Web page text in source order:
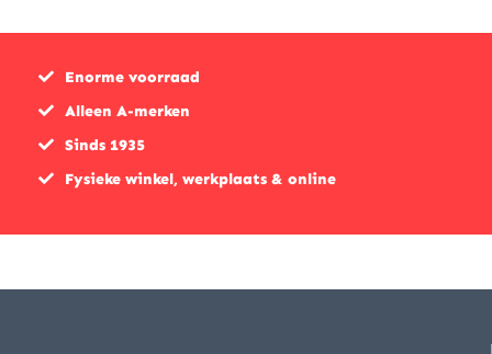
Enorme voorraad
Alleen A-merken
Sinds 1935
Fysieke winkel, werkplaats & online